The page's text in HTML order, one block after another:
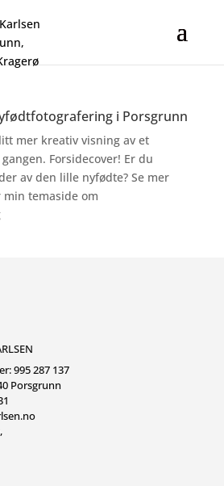
i Porsgrunn
mer kreativ visning av et
Forsidecover! Er du
av den lille nyfødte? Se mer
temaside om
995 287 137
Porsgrunn
,